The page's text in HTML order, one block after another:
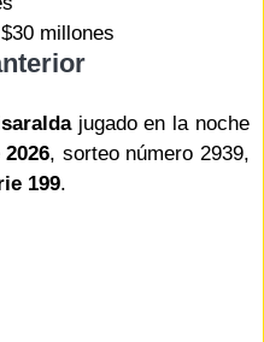
millones
jugado en la noche
, sorteo número 2939,
199.